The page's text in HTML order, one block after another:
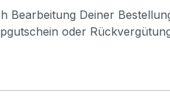
Bearbeitung Deiner
oder